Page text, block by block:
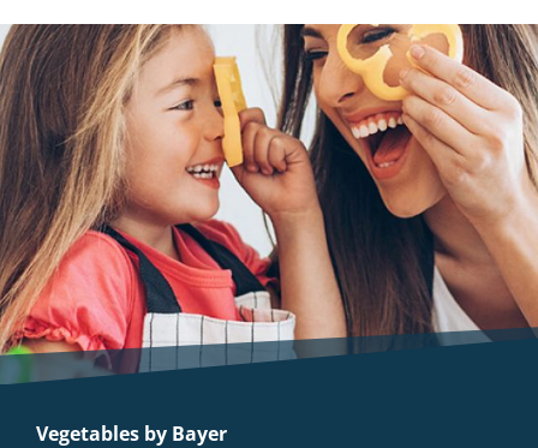
Vegetables by Bayer